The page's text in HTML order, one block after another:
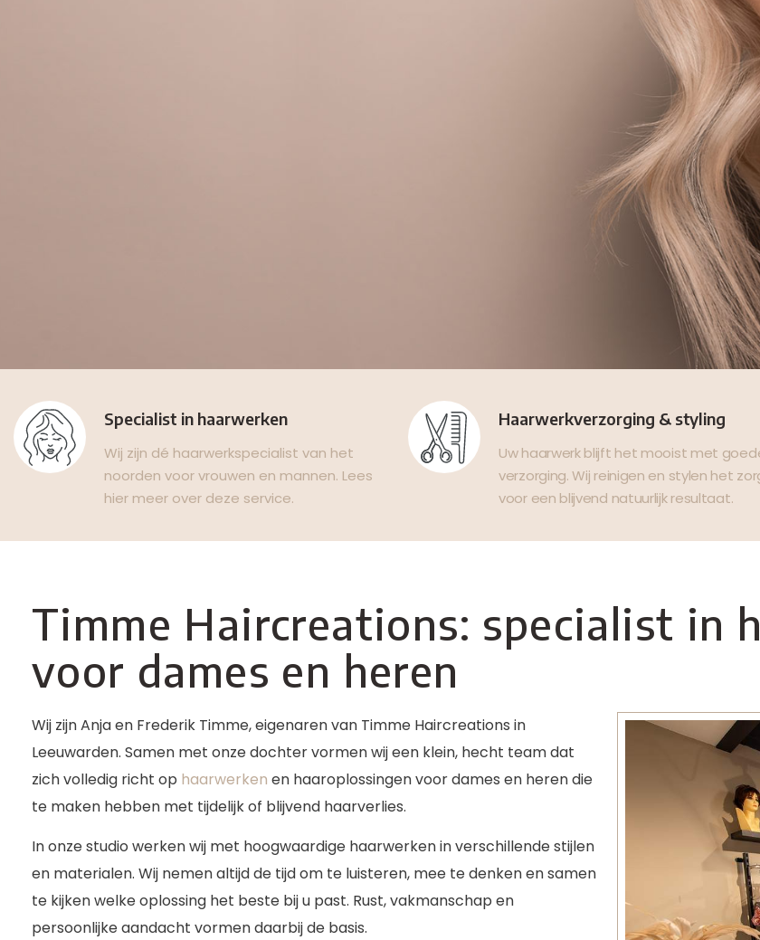
Specialist in haarwerken
Wij zijn dé haarwerkspecialist van het
noorden voor vrouwen en mannen. Lees
hier meer over deze service.
Haarwerkverzorging & styling
Uw haarwerk blijft het mooist met
verzorging. Wij reinigen en stylen het
voor een blijvend natuurlijk resultaat.
Timme Haircreations: specialist in
voor dames en heren
Wij zijn Anja en Frederik Timme, eigenaren van Timme Haircreations in
Leeuwarden. Samen met onze dochter vormen wij een klein, hecht team dat
zich volledig richt op haarwerken en haaroplossingen voor dames en heren die
te maken hebben met tijdelijk of blijvend haarverlies.
In onze studio werken wij met hoogwaardige haarwerken in verschillende stijlen
en materialen. Wij nemen altijd de tijd om te luisteren, mee te denken en samen
te kijken welke oplossing het beste bij u past. Rust, vakmanschap en
persoonlijke aandacht vormen daarbij de basis.